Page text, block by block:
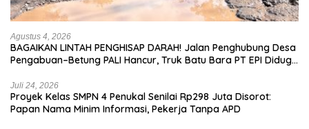
Agustus 4, 2026
BAGAIKAN LINTAH PENGHISAP DARAH! Jalan Penghubung Desa
Pengabuan–Betung PALI Hancur, Truk Batu Bara PT EPI Diduga
Juli 24, 2026
Proyek Kelas SMPN 4 Penukal Senilai Rp298 Juta Disorot:
Papan Nama Minim Informasi, Pekerja Tanpa APD